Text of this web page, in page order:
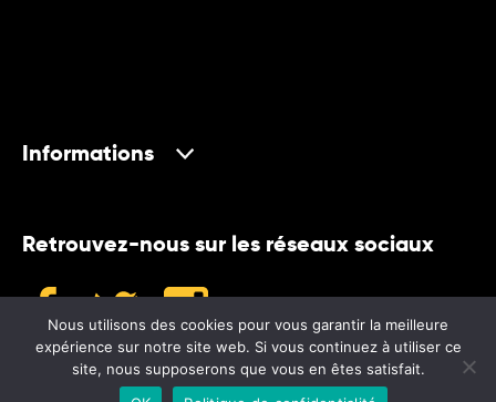
Informations
Retrouvez-nous sur les réseaux sociaux
Nous utilisons des cookies pour vous garantir la meilleure
expérience sur notre site web. Si vous continuez à utiliser ce
site, nous supposerons que vous en êtes satisfait.